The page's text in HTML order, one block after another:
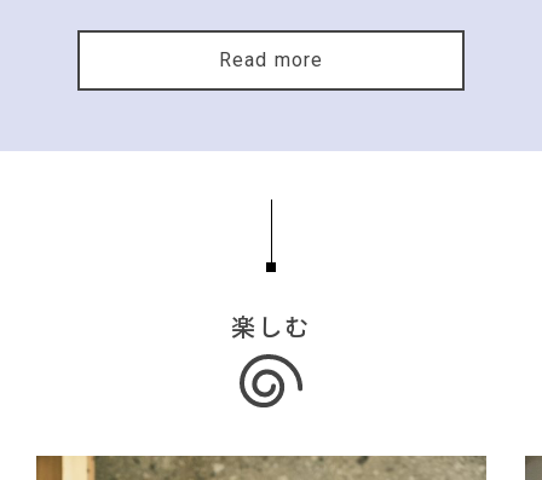
Read more
楽しむ